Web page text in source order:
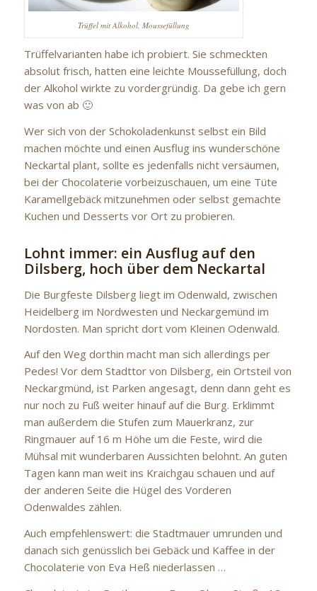
Trüffel mit Alkohol, Moussefüllung
Trüffelvarianten habe ich probiert. Sie schmeckten
absolut frisch, hatten eine leichte Moussefüllung, doch
der Alkohol wirkte zu vordergründig. Da gebe ich gern
was von ab 🙂
Wer sich von der Schokoladenkunst selbst ein Bild
machen möchte und einen Ausflug ins wunderschöne
Neckartal plant, sollte es jedenfalls nicht versäumen,
bei der Chocolaterie vorbeizuschauen, um eine Tüte
Karamellgebäck mitzunehmen oder selbst gemachte
Kuchen und Desserts vor Ort zu probieren.
Lohnt immer: ein Ausflug auf den
Dilsberg, hoch über dem Neckartal
Die Burgfeste Dilsberg liegt im Odenwald, zwischen
Heidelberg im Nordwesten und Neckargemünd im
Nordosten. Man spricht dort vom Kleinen Odenwald.
Auf den Weg dorthin macht man sich allerdings per
Pedes! Vor dem Stadttor von Dilsberg, ein Ortsteil von
Neckargmünd, ist Parken angesagt, denn dann geht es
nur noch zu Fuß weiter hinauf auf die Burg. Erklimmt
man außerdem die Stufen zum Mauerkranz, zur
Ringmauer auf 16 m Höhe um die Feste, wird die
Mühsal mit wunderbaren Aussichten belohnt. An guten
Tagen kann man weit ins Kraichgau schauen und auf
der anderen Seite die Hügel des Vorderen
Odenwaldes zählen.
Auch empfehlenswert: die Stadtmauer umrunden und
danach sich genüsslich bei Gebäck und Kaffee in der
Chocolaterie von Eva Heß niederlassen …